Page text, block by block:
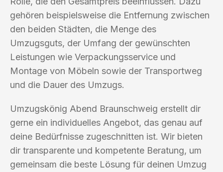
gehören beispielsweise die Entfernung zwischen
den beiden Städten, die Menge des
Umzugsguts, der Umfang der gewünschten
Leistungen wie Verpackungsservice und
Montage von Möbeln sowie der Transportweg
und die Dauer des Umzugs.
Umzugskönig Abend Braunschweig erstellt dir
gerne ein individuelles Angebot, das genau auf
deine Bedürfnisse zugeschnitten ist. Wir bieten
dir transparente und kompetente Beratung, um
gemeinsam die beste Lösung für deinen Umzug